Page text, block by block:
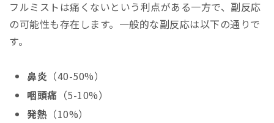
フルミストは痛くないという利点がある一方で、副反応
の可能性も存在します。一般的な副反応は以下の通りで
す。
鼻炎 （40-50%）
咽頭痛 （5-10%）
発熱 （10%）